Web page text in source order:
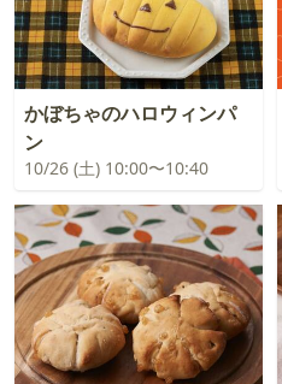
かぼちゃのハロウィンパ
ン
10/26 (土) 10:00〜10:40